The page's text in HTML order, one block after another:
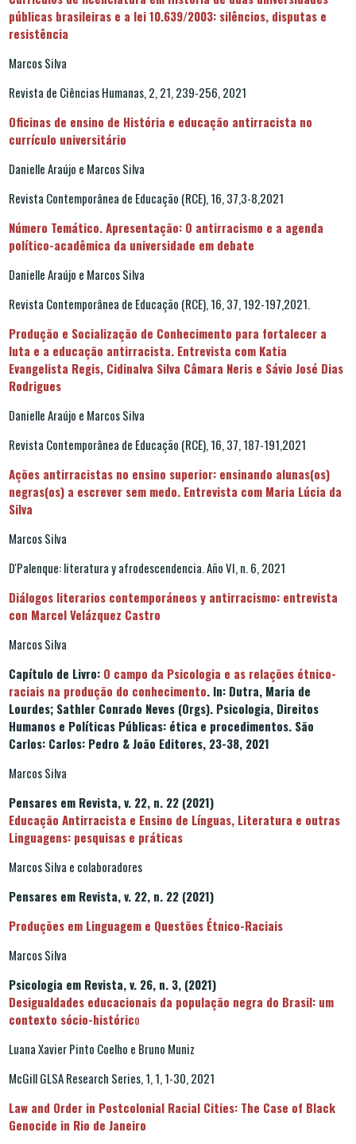
públicas brasileiras e a lei 10.639/2003: silêncios, disputas e
resistência
Marcos Silva
Revista de Ciências Humanas, 2, 21, 239-256, 2021
Oficinas de ensino de História e educação antirracista no
currículo universitário
Danielle Araújo e Marcos Silva
Revista Contemporânea de Educação (RCE), 16, 37,3-8,2021
Número Temático. Apresentação: O antirracismo e a agenda
político-acadêmica da universidade em debate
Danielle Araújo e Marcos Silva
Revista Contemporânea de Educação (RCE), 16, 37, 192-197,2021.
Produção e Socialização de Conhecimento para fortalecer a
luta e a educação antirracista. Entrevista com Katia
Evangelista Regis, Cidinalva Silva Câmara Neris e Sávio José Dias
Rodrigues
Danielle Araújo e Marcos Silva
Revista Contemporânea de Educação (RCE), 16, 37, 187-191,2021
Ações antirracistas no ensino superior: ensinando alunas(os)
negras(os) a escrever sem medo. Entrevista com Maria Lúcia da
Silva
Marcos Silva
D'Palenque: literatura y afrodescendencia. Año VI, n. 6, 2021
Diálogos literarios contemporáneos y antirracismo: entrevista
con Marcel Velázquez Castro
Marcos Silva
Capítulo de Livro: O campo da Psicologia e as relações étnico-
raciais na produção do conhecimento. In: Dutra, Maria de
Lourdes; Sathler Conrado Neves (Orgs). Psicologia, Direitos
Humanos e Políticas Públicas: ética e procedimentos. São
Carlos: Carlos: Pedro & João Editores, 23-38, 2021
Marcos Silva
Pensares em Revista, v. 22, n. 22 (2021)
Educação Antirracista e Ensino de Línguas, Literatura e outras
Linguagens: pesquisas e práticas
Marcos Silva e colaboradores
Pensares em Revista, v. 22, n. 22 (2021)
Produções em Linguagem e Questões Étnico-Raciais
Marcos Silva
Psicologia em Revista, v. 26, n. 3, (2021)
Desigualdades educacionais da população negra do Brasil: um
contexto sócio-histórico
Luana Xavier Pinto Coelho e Bruno Muniz
McGill GLSA Research Series, 1, 1, 1-30, 2021
Law and Order in Postcolonial Racial Cities: The Case of Black
Genocide in Rio de Janeiro